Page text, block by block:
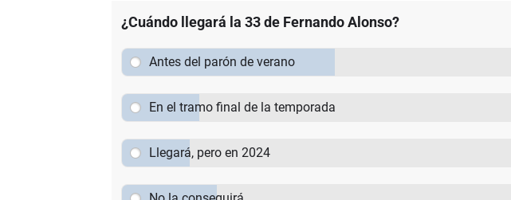
¿Cuándo llegará la 33 de Fernando Alonso?
Antes del parón de verano
En el tramo final de la temporada
Llegará, pero en 2024